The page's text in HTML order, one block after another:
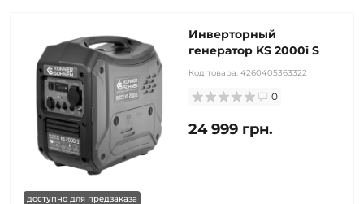
доступно для предзаказа
Инверторный
генератор KS 2000i S
Код товара: 4260405363322
0
24 999 грн.